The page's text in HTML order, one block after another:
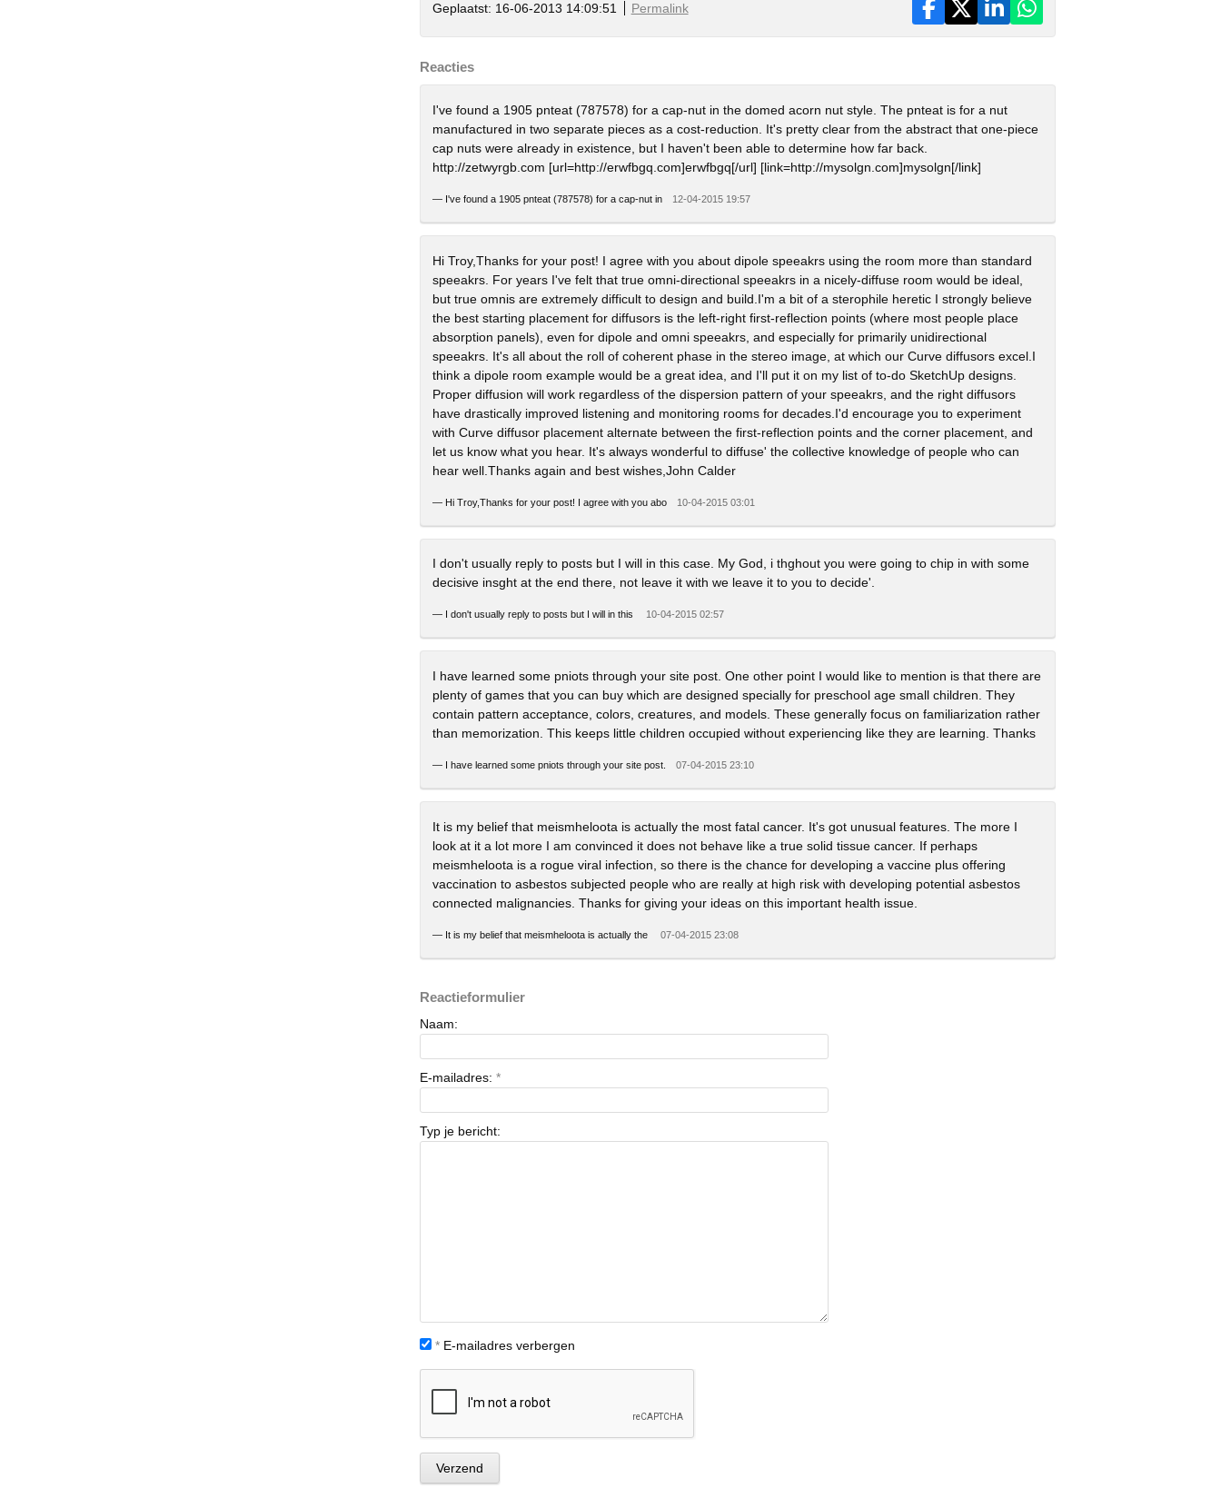
Geplaatst: 16-06-2013 14:09:51 Permalink
Reacties
I've found a 1905 pnteat (787578) for a cap-nut in the domed acorn nut style. The pnteat is for a nut
manufactured in two separate pieces as a cost-reduction. It's pretty clear from the abstract that one-piece
cap nuts were already in existence, but I haven't been able to determine how far back.
http://zetwyrgb.com [url=http://erwfbgq.com]erwfbgq[/url] [link=http://mysolgn.com]mysolgn[/link]
— I've found a 1905 pnteat (787578) for a cap-nut in 12-04-2015 19:57
Hi Troy,Thanks for your post! I agree with you about dipole speeakrs using the room more than standard
speeakrs. For years I've felt that true omni-directional speeakrs in a nicely-diffuse room would be ideal,
but true omnis are extremely difficult to design and build.I'm a bit of a sterophile heretic I strongly believe
the best starting placement for diffusors is the left-right first-reflection points (where most people place
absorption panels), even for dipole and omni speeakrs, and especially for primarily unidirectional
speeakrs. It's all about the roll of coherent phase in the stereo image, at which our Curve diffusors excel.I
think a dipole room example would be a great idea, and I'll put it on my list of to-do SketchUp designs.
Proper diffusion will work regardless of the dispersion pattern of your speeakrs, and the right diffusors
have drastically improved listening and monitoring rooms for decades.I'd encourage you to experiment
with Curve diffusor placement alternate between the first-reflection points and the corner placement, and
let us know what you hear. It's always wonderful to diffuse' the collective knowledge of people who can
hear well.Thanks again and best wishes,John Calder
— Hi Troy,Thanks for your post! I agree with you abo 10-04-2015 03:01
I don't usually reply to posts but I will in this case. My God, i thghout you were going to chip in with some
decisive insght at the end there, not leave it with we leave it to you to decide'.
— I don't usually reply to posts but I will in this 10-04-2015 02:57
I have learned some pniots through your site post. One other point I would like to mention is that there are
plenty of games that you can buy which are designed specially for preschool age small children. They
contain pattern acceptance, colors, creatures, and models. These generally focus on familiarization rather
than memorization. This keeps little children occupied without experiencing like they are learning. Thanks
— I have learned some pniots through your site post. 07-04-2015 23:10
It is my belief that meismheloota is actually the most fatal cancer. It's got unusual features. The more I
look at it a lot more I am convinced it does not behave like a true solid tissue cancer. If perhaps
meismheloota is a rogue viral infection, so there is the chance for developing a vaccine plus offering
vaccination to asbestos subjected people who are really at high risk with developing potential asbestos
connected malignancies. Thanks for giving your ideas on this important health issue.
— It is my belief that meismheloota is actually the 07-04-2015 23:08
Reactieformulier
Naam:
E-mailadres: *
Typ je bericht:
* E-mailadres verbergen